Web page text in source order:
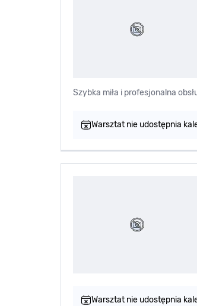
Szybka miła i profesjonalna
Warsztat nie udostępnia
Warsztat nie udostępnia